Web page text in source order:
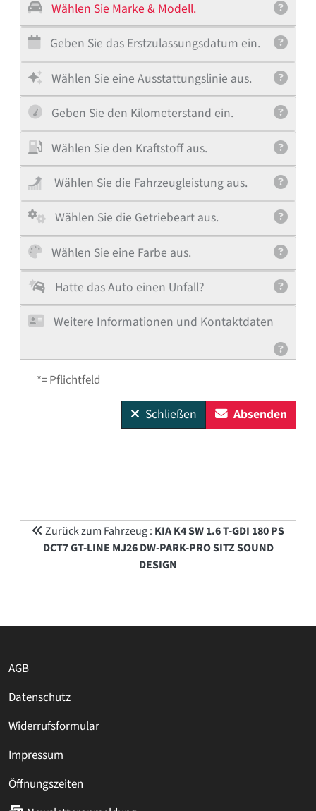
Wählen Sie Marke & Modell.
Geben Sie das Erstzulassungsdatum ein.
Wählen Sie eine Ausstattungslinie aus.
Geben Sie den Kilometerstand ein.
Wählen Sie den Kraftstoff aus.
Wählen Sie die Fahrzeugleistung aus.
Wählen Sie die Getriebeart aus.
Wählen Sie eine Farbe aus.
Hatte das Auto einen Unfall?
Weitere Informationen und Kontaktdaten
*= Pflichtfeld
Schließen Absenden
Zurück zum Fahrzeug : KIA K4 SW 1.6 T-GDI 180 PS
DCT7 GT-LINE MJ26 DW-PARK-PRO SITZ SOUND
DESIGN
AGB
Datenschutz
Widerrufsformular
Impressum
Öffnungszeiten